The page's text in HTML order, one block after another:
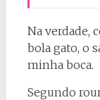
Na verdade,
bola gato, o
minha boca.
Segundo